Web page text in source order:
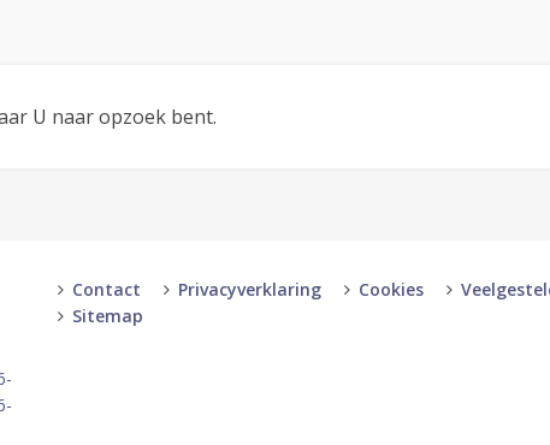
U naar opzoek bent.
Contact Privacyverklaring Cookies
Sitemap